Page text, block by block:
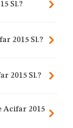
Sl.?
2015 Sl.?
2015 Sl.?
Acifar 2015